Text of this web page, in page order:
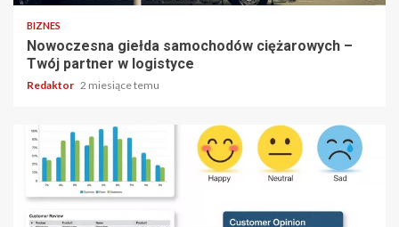
BIZNES
Nowoczesna giełda samochodów ciężarowych –
Twój partner w logistyce
Redaktor 2 miesiące temu